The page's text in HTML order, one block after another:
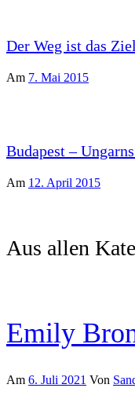
Der Weg ist das Ziel
Am 7. Mai 2015
Budapest –
Am 12. April 2015
Aus allen
Emily
Am 6. Juli 2021 Von